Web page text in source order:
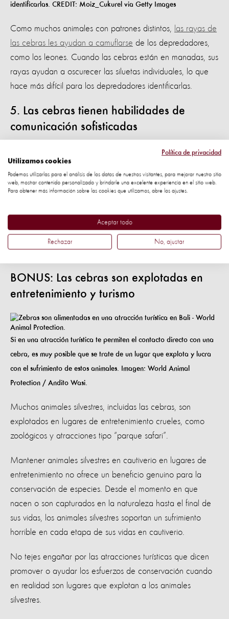
identificarlas. CREDIT: Moiz_Cukurel via Getty Images
Como muchos animales con patrones distintos,
las rayas de
las cebras les ayudan a camuflarse de los depredadores,
como los leones. Cuando las cebras están en manadas, sus
rayas ayudan a oscurecer las siluetas individuales, lo que
hace más difícil para los depredadores identificarlas.
5. Las cebras tienen habilidades de
comunicación sofisticadas
utilizan al menos seis
mientras que un grito de dos sílabas advierte a la manada
que se acercan depredadores. Además, se comunican a
hacia adelante y adelantan las orejas para presentarse
entre sí. Llevan las orejas al cráneo cuando se sienten
BONUS: Las cebras son explotadas en
entretenimiento y turismo
Si en una atracción turística te permiten el contacto directo con una
cebra, es muy posible que se trate de un lugar que explota y lucra
con el sufrimiento de estos animales. Imagen: World Animal
Protection / Andito Wasi.
Muchos animales silvestres, incluidas las cebras, son
explotados en lugares de entretenimiento crueles, como
zoológicos y atracciones tipo “parque safari”.
Mantener animales silvestres en cautiverio en lugares de
entretenimiento no ofrece un beneficio genuino para la
conservación de especies. Desde el momento en que
nacen o son capturados en la naturaleza hasta el final de
sus vidas, los animales silvestres soportan un sufrimiento
horrible en cada etapa de sus vidas en cautiverio.
No tejes engañar por las atracciones turísticas que dicen
promover o ayudar los esfuerzos de conservación cuando
en realidad son lugares que explotan a los animales
silvestres.
Política de privacidad
Utilizamos cookies
Podemos utilizarlas para el análisis de los datos de nuestros visitantes, para mejorar nuestro sitio
web, mostrar contenido personalizado y brindarle una excelente experiencia en el sitio web.
Para obtener más información sobre las cookies que utilizamos, abre los ajustes.
Aceptar todo
Rechazar No, ajustar